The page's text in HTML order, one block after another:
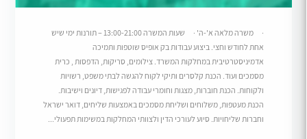
· משרה מלאה א'-ה' · שעות המשרה 13:00-21:00 – תורנות ימי שיש
אחת לחודש וחצי. ביצוע עבודות בק אופיס שוטפות ותמיכה
אדמיניסטרטיבית במחלקות המשרד. צילומים, סריקות, הדפסות , כרית
מסמכים ועוד. הכנת קלסרים ותיקי לקוח להגשה לבתי משפט, רשויות
ולקוחות. הכנת חוברות, מצגות וחומרי עבודה לפגישות, דיונים וישיבות.
הכנת מעטפות, משלוחים ושליחת מסמכים באמצעות שליחים, דואר ישראל
וחברות שליחויות. סיוע לעורכי הדין ולצוותי המחלקות במשימות תפעולי...